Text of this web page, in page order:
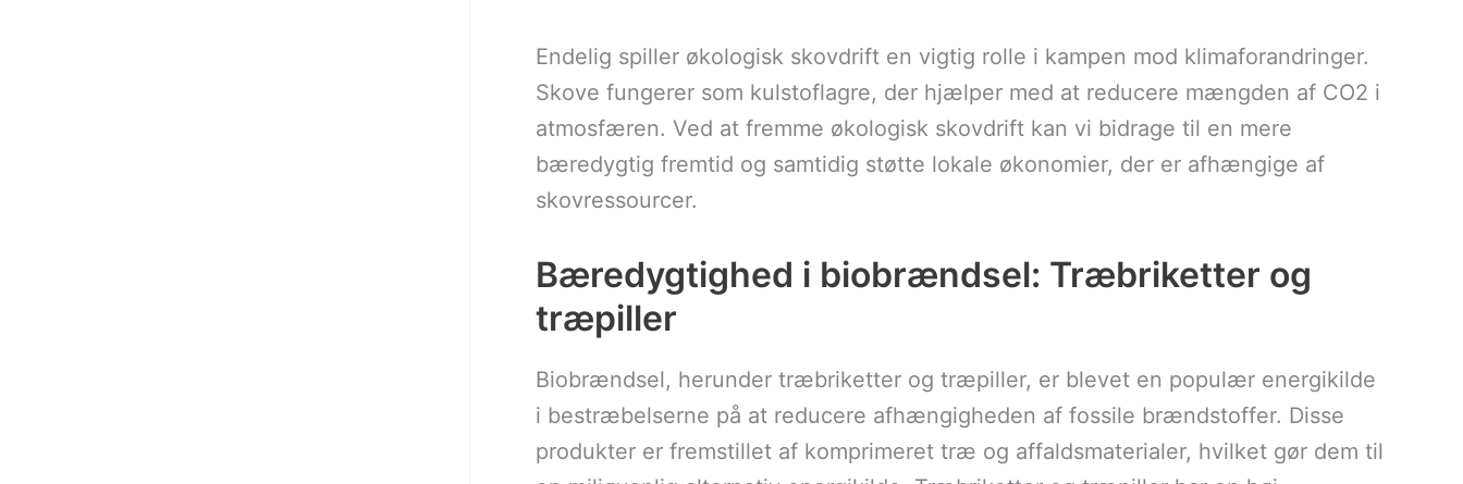
Endelig spiller økologisk skovdrift en vigtig rolle i kampen mod klimaforandringer.
Skove fungerer som kulstoflagre, der hjælper med at reducere mængden af CO2 i
atmosfæren. Ved at fremme økologisk skovdrift kan vi bidrage til en mere
bæredygtig fremtid og samtidig støtte lokale økonomier, der er afhængige af
skovressourcer.
Bæredygtighed i biobrændsel: Træbriketter og
træpiller
Biobrændsel, herunder træbriketter og træpiller, er blevet en populær energikilde
i bestræbelserne på at reducere afhængigheden af fossile brændstoffer. Disse
produkter er fremstillet af komprimeret træ og affaldsmaterialer, hvilket gør dem til